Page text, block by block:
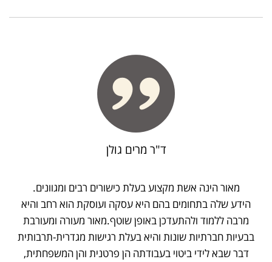
ד"ר מרים גולן
מאור הינה אשת מקצוע בעלת כישורים רבים ומגוונים.
הידע שלה בתחומים בהם היא עסקה ועוסקת הוא רחב והיא
מרבה ללמוד ולהתעדכן באופן שוטף.מאור מעורה ומעורבת
בבעיות חברתיות שונות והיא בעלת רגישות מגדרית-תרבותית
דבר שבא לידי ביטוי בעבודתה הן פרטנית והן המשפחתית,